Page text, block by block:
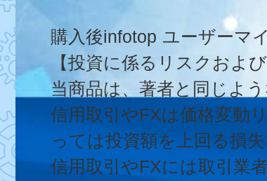
購入後infotop ユーザーマ
【投資に係るリスクおよ
当商品は、著者と同じよ
信用取引やFXは価格変動
っては投資額を上回る損
信用取引やFXには取引業